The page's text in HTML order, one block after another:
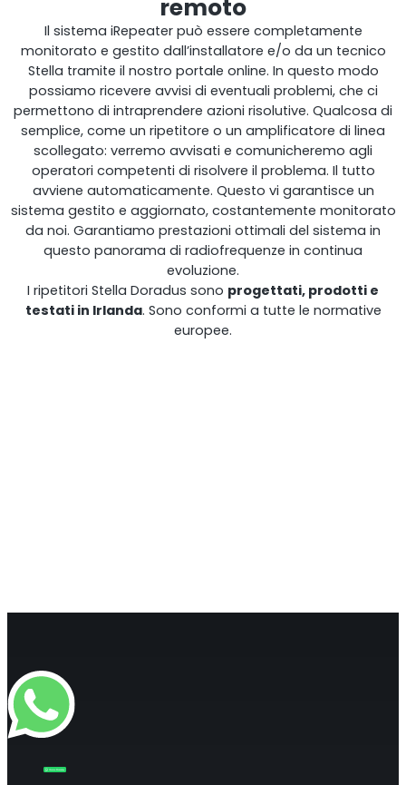
remoto
Il sistema iRepeater può essere completamente
monitorato e gestito dall’installatore e/o da un tecnico
Stella tramite il nostro portale online. In questo modo
possiamo ricevere avvisi di eventuali problemi, che ci
permettono di intraprendere azioni risolutive. Qualcosa di
semplice, come un ripetitore o un amplificatore di linea
scollegato: verremo avvisati e comunicheremo agli
operatori competenti di risolvere il problema. Il tutto
avviene automaticamente. Questo vi garantisce un
sistema gestito e aggiornato, costantemente monitorato
da noi. Garantiamo prestazioni ottimali del sistema in
questo panorama di radiofrequenze in continua
evoluzione.
I ripetitori Stella Doradus sono progettati, prodotti e
testati in Irlanda. Sono conformi a tutte le normative
europee.